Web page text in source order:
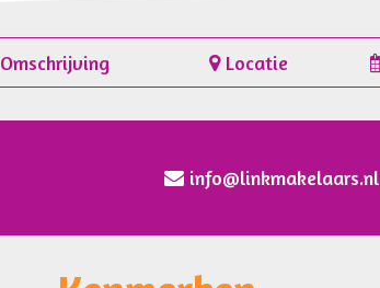
Omschrijving Locatie
info@linkmakelaars.nl